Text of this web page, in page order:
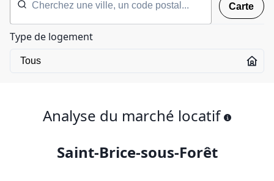
Carte
Type de logement
Analyse du marché locatif
Saint-Brice-sous-Forêt